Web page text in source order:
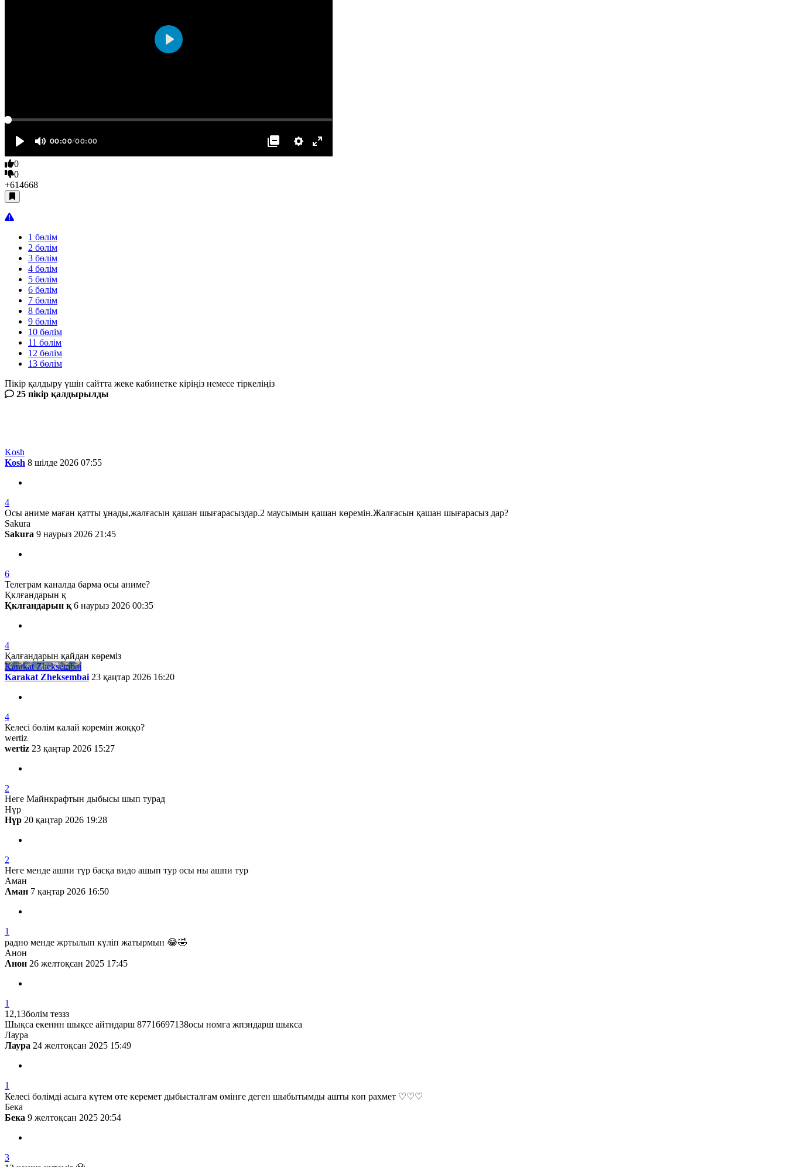
0
0
+614668
1 бөлім
2 бөлім
3 бөлім
4 бөлім
5 бөлім
6 бөлім
7 бөлім
8 бөлім
9 бөлім
10 бөлім
11 бөлім
12 бөлім
13 бөлім
Пікір қалдыру үшін сайтта жеке кабинетке кіріңіз немесе тіркеліңіз
25 пікір қалдырылды
Kosh
Kosh 8 шілде 2026 07:55
4
Осы аниме маған қатты ұнады,жалғасын қашан шығарасыздар.2 маусымын қашан көремін.Жалғасын қашан шығарасыз дар?
Sakura
Sakura 9 наурыз 2026 21:45
6
Телеграм каналда барма осы аниме?
Қклғандарын қ
Қклғандарын қ 6 наурыз 2026 00:35
4
Қалғандарын қайдан көреміз
Karakat Zheksembai
Karakat Zheksembai 23 қаңтар 2026 16:20
4
Келесі бөлім калай коремін жоққо?
wertiz
wertiz 23 қаңтар 2026 15:27
2
Неге Майнкрафтын дыбысы шып турад
Нүр
Нүр 20 қаңтар 2026 19:28
2
Неге менде ашпи түр басқа видо ашып тур осы ны ашпи тур
Аман
Аман 7 қаңтар 2026 16:50
1
радно менде жртылып күліп жатырмын 😂🤣
Анон
Анон 26 желтоқсан 2025 17:45
1
12,13болім теззз
Шықса екеннн шықсе айтндарш 87716697138осы номга жпзндарш шыкса
Лаура
Лаура 24 желтоқсан 2025 15:49
1
Келесі бөлімді асыға күтем өте керемет дыбысталғам өмінге деген шыбытымды ашты көп рахмет ♡♡♡
Бека
Бека 9 желтоқсан 2025 20:54
3